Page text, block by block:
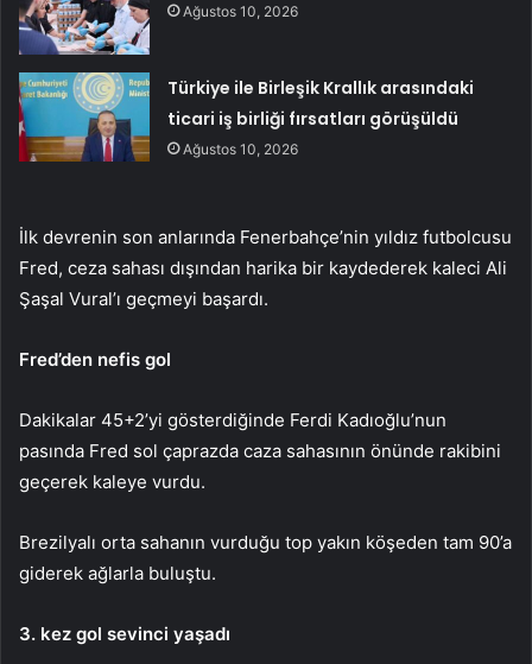
Ağustos 10, 2026
Türkiye ile Birleşik Krallık arasındaki
ticari iş birliği fırsatları görüşüldü
Ağustos 10, 2026
İlk devrenin son anlarında Fenerbahçe’nin yıldız futbolcusu
Fred, ceza sahası dışından harika bir kaydederek kaleci Ali
Şaşal Vural’ı geçmeyi başardı.
Fred’den nefis gol
Dakikalar 45+2’yi gösterdiğinde Ferdi Kadıoğlu’nun
pasında Fred sol çaprazda caza sahasının önünde rakibini
geçerek kaleye vurdu.
Brezilyalı orta sahanın vurduğu top yakın köşeden tam 90’a
giderek ağlarla buluştu.
3. kez gol sevinci yaşadı